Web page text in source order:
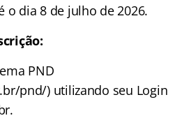
o dia 8 de julho de 2026.
PND
pnd/) utilizando seu Login